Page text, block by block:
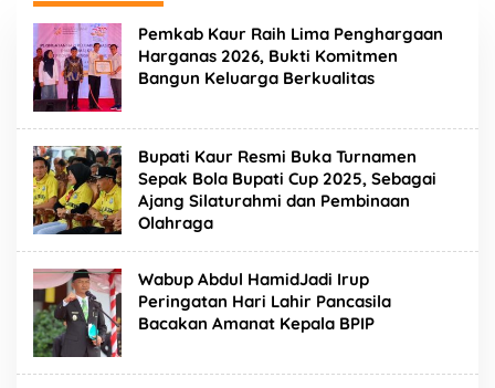
Pemkab Kaur Raih Lima Penghargaan
Harganas 2026, Bukti Komitmen
Bangun Keluarga Berkualitas
Bupati Kaur Resmi Buka Turnamen
Sepak Bola Bupati Cup 2025, Sebagai
Ajang Silaturahmi dan Pembinaan
Olahraga
Wabup Abdul HamidJadi Irup
Peringatan Hari Lahir Pancasila
Bacakan Amanat Kepala BPIP